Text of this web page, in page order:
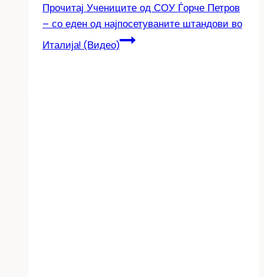
Прочитај Учениците од СОУ Ѓорче Петров
– со еден од најпосетуваните штандови во
Италија! (Видео)